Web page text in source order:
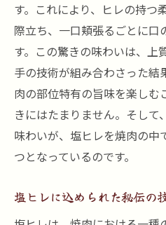
す。これにより、ヒレの持つ
際立ち、一口頬張るごとに口
す。この驚きの味わいは、上
手の技術が組み合わさった結
肉の部位特有の旨味を楽しむ
きにはたまりません。そして
味わいが、塩ヒレを焼肉の
つとなっているのです。
塩ヒレに込められた秘伝の